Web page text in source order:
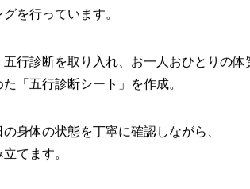
を行っています。
行診断を取り入れ、お一人おひとりの体
「五行診断シート」を作成。
身体の状態を丁寧に確認しながら、
てます。